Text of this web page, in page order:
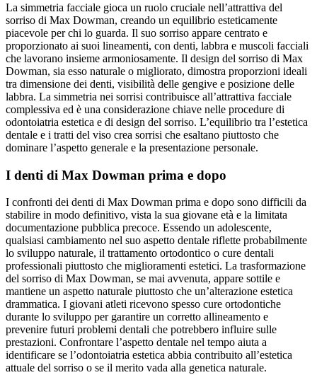
La simmetria facciale gioca un ruolo cruciale nell’attrattiva del
sorriso di Max Dowman, creando un equilibrio esteticamente
piacevole per chi lo guarda. Il suo sorriso appare centrato e
proporzionato ai suoi lineamenti, con denti, labbra e muscoli facciali
che lavorano insieme armoniosamente. Il design del sorriso di Max
Dowman, sia esso naturale o migliorato, dimostra proporzioni ideali
tra dimensione dei denti, visibilità delle gengive e posizione delle
labbra. La simmetria nei sorrisi contribuisce all’attrattiva facciale
complessiva ed è una considerazione chiave nelle procedure di
odontoiatria estetica e di design del sorriso. L’equilibrio tra l’estetica
dentale e i tratti del viso crea sorrisi che esaltano piuttosto che
dominare l’aspetto generale e la presentazione personale.
I denti di Max Dowman prima e dopo
I confronti dei denti di Max Dowman prima e dopo sono difficili da
stabilire in modo definitivo, vista la sua giovane età e la limitata
documentazione pubblica precoce. Essendo un adolescente,
qualsiasi cambiamento nel suo aspetto dentale riflette probabilmente
lo sviluppo naturale, il trattamento ortodontico o cure dentali
professionali piuttosto che miglioramenti estetici. La trasformazione
del sorriso di Max Dowman, se mai avvenuta, appare sottile e
mantiene un aspetto naturale piuttosto che un’alterazione estetica
drammatica. I giovani atleti ricevono spesso cure ortodontiche
durante lo sviluppo per garantire un corretto allineamento e
prevenire futuri problemi dentali che potrebbero influire sulle
prestazioni. Confrontare l’aspetto dentale nel tempo aiuta a
identificare se l’odontoiatria estetica abbia contribuito all’estetica
attuale del sorriso o se il merito vada alla genetica naturale.